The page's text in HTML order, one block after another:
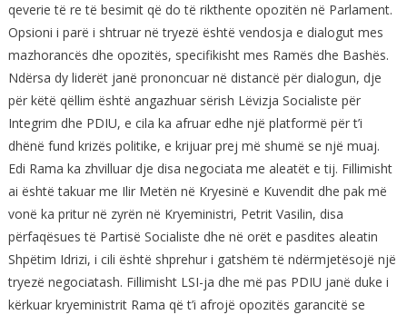
qeverie të re të besimit që do të rikthente opozitën në Parlament.
Opsioni i parë i shtruar në tryezë është vendosja e dialogut mes
mazhorancës dhe opozitës, specifikisht mes Ramës dhe Bashës.
Ndërsa dy liderët janë prononcuar në distancë për dialogun, dje
për këtë qëllim është angazhuar sërish Lëvizja Socialiste për
Integrim dhe PDIU, e cila ka afruar edhe një platformë për t’i
dhënë fund krizës politike, e krijuar prej më shumë se një muaj.
Edi Rama ka zhvilluar dje disa negociata me aleatët e tij. Fillimisht
ai është takuar me Ilir Metën në Kryesinë e Kuvendit dhe pak më
vonë ka pritur në zyrën në Kryeministri, Petrit Vasilin, disa
përfaqësues të Partisë Socialiste dhe në orët e pasdites aleatin
Shpëtim Idrizi, i cili është shprehur i gatshëm të ndërmjetësojë një
tryezë negociatash. Fillimisht LSI-ja dhe më pas PDIU janë duke i
kërkuar kryeministrit Rama që t’i afrojë opozitës garancitë se